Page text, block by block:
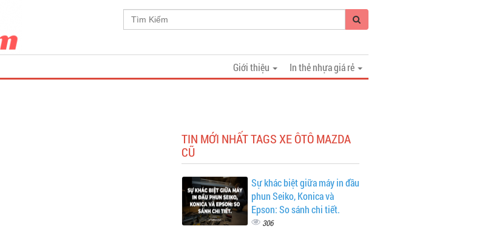
In thẻ nhựa giá rẻ
Giới thiệu
TIN MỚI NHẤT TAGS XE ÔTÔ MAZDA
CŨ
Sự khác biệt giữa máy in đầu
phun Seiko, Konica và
Epson: So sánh chi tiết.
306